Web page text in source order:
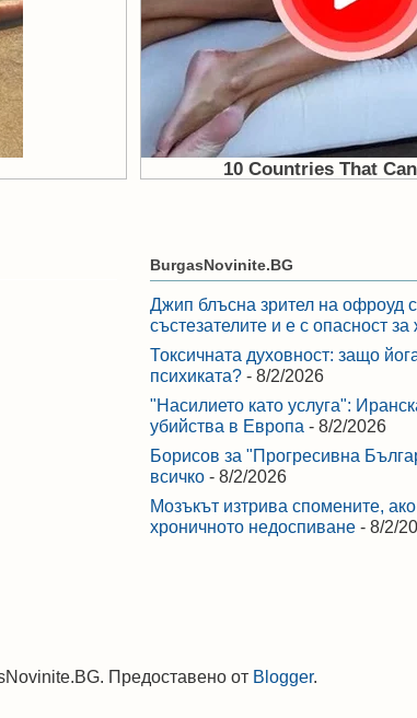
BurgasNovinite.BG
Джип блъсна зрител на офроуд
състезателите и е с опасност за
Токсичната духовност: защо
психиката? - 8/2/2026
"Насилието като услуга":
убийства в Европа - 8/2/2026
Борисов за "Прогресивна
всичко - 8/2/2026
Мозъкът изтрива спомените,
хроничното недоспиване - 8/2/
Предоставено от Blogger.